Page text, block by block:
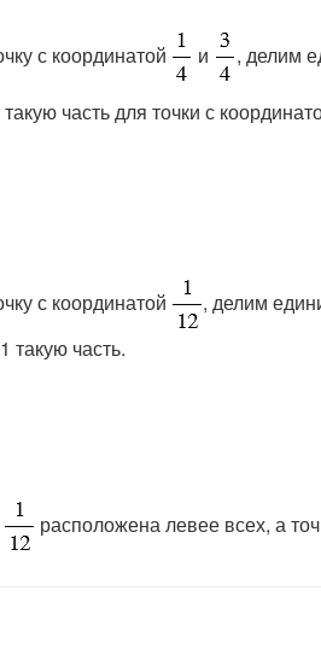
с координатой и , делим
часть для точки с
с координатой
, делим
такую часть.
расположена левее всех, а